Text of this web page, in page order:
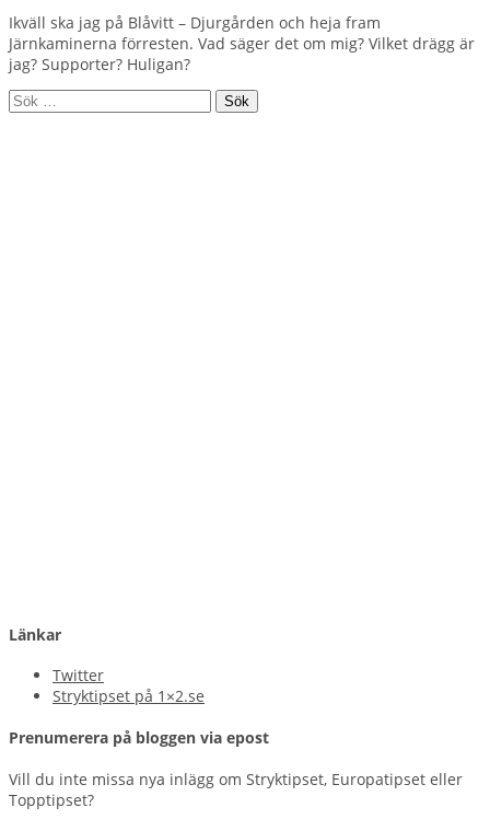
Ikväll ska jag på Blåvitt – Djurgården och heja fram
Järnkaminerna förresten. Vad säger det om mig? Vilket drägg är
jag? Supporter? Huligan?
Sök
Länkar
Twitter
Stryktipset på 1×2.se
Prenumerera på bloggen via epost
Vill du inte missa nya inlägg om Stryktipset, Europatipset eller
Topptipset?